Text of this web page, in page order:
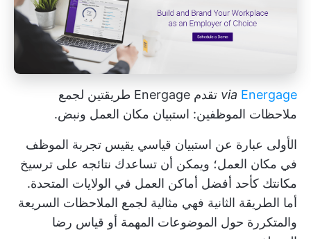
via Energage
تقدم Energage طريقتين لجمع
ملاحظات الموظفين: استبيان مكان العمل ونبض.
الأولى عبارة عن استبيان قياسي يقيس تجربة الموظف
في مكان العمل؛ ويمكن أن تساعدك نتائجه على ترسيخ
مكانتك كأحد أفضل أماكن العمل في الولايات المتحدة.
أما الطريقة الثانية فهي مثالية لجمع الملاحظات السريعة
والمتكررة حول الموضوعات المهمة أو قياس رضا